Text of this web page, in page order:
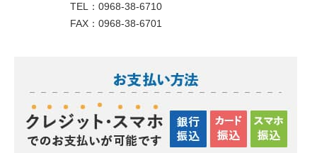
TEL：0968-38-6710
FAX：0968-38-6701